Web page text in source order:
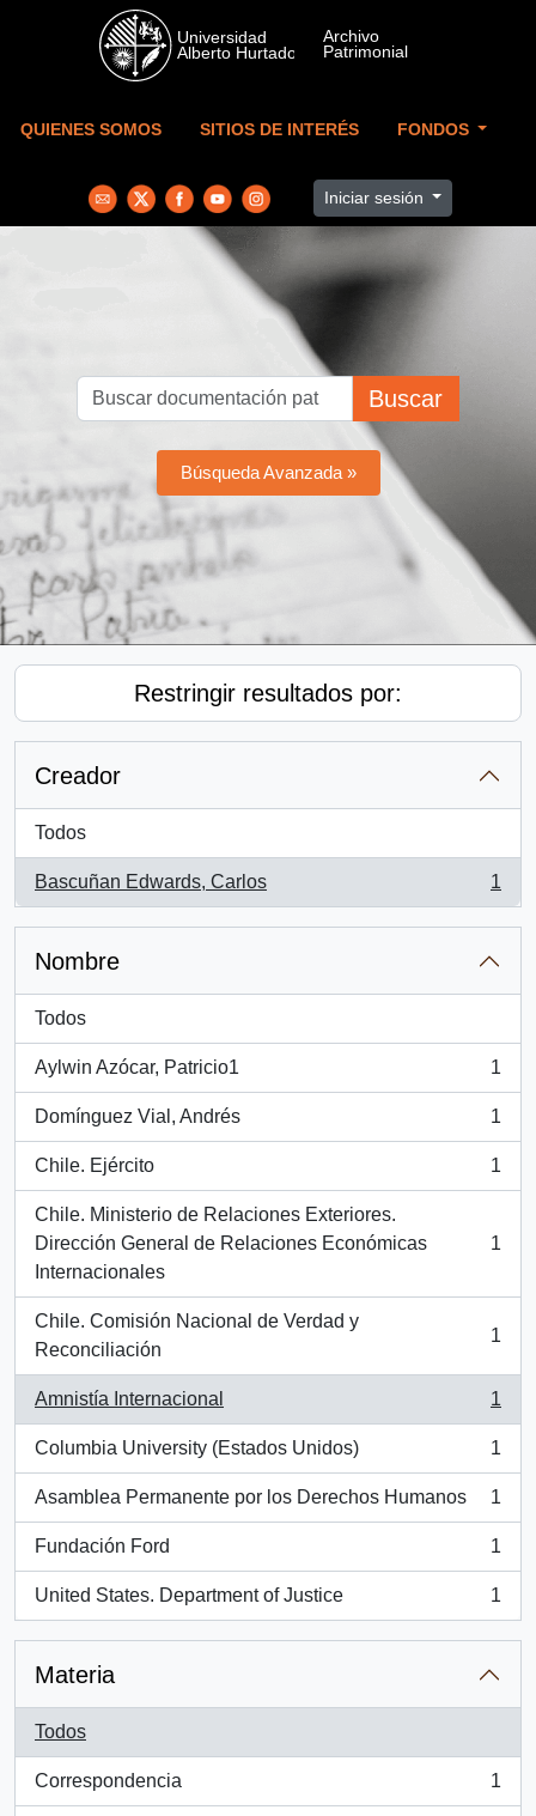
Skip to main content
QUIENES SOMOS SITIOS DE INTERÉS FONDOS
Iniciar sesión
Buscar
Búsqueda Avanzada »
Restringir resultados por:
Creador
Todos
Bascuñan Edwards, Carlos
, 1 resultados
1
Nombre
Todos
Aylwin Azócar, Patricio1
, 1 resultados
1
Domínguez Vial, Andrés
, 1 resultados
1
Chile. Ejército
, 1 resultados
1
Chile. Ministerio de Relaciones Exteriores.
Dirección General de Relaciones Económicas
Internacionales
, 1 resultados
1
Chile. Comisión Nacional de Verdad y
Reconciliación
, 1 resultados
1
Amnistía Internacional
, 1 resultados
1
Columbia University (Estados Unidos)
, 1 resultados
1
Asamblea Permanente por los Derechos Humanos
, 1 resultados
1
Fundación Ford
, 1 resultados
1
United States. Department of Justice
, 1 resultados
1
Materia
Todos
Correspondencia
, 1 resultados
1